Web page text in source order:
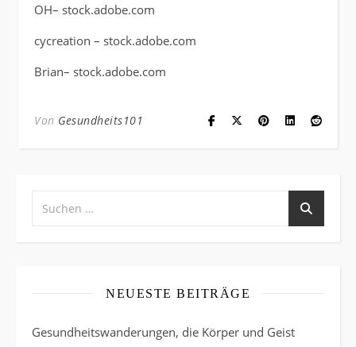
OH– stock.adobe.com
cycreation – stock.adobe.com
Brian– stock.adobe.com
Von Gesundheits101
NEUESTE BEITRÄGE
Gesundheitswanderungen, die Körper und Geist